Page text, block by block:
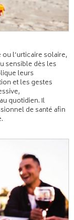
l’urticaire solaire,
sensible dès les
leurs
et les gestes
quotidien. Il
de santé afin